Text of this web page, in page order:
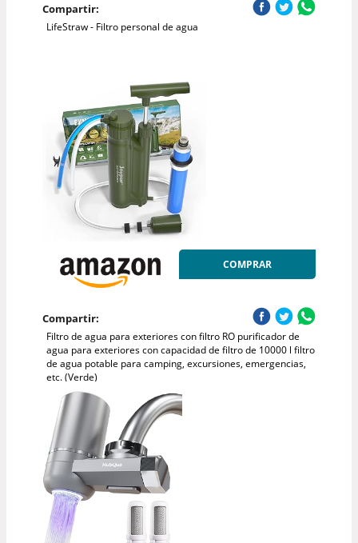
Compartir:
LifeStraw - Filtro personal de agua
COMPRAR
Compartir:
Filtro de agua para exteriores con filtro RO purificador de
agua para exteriores con capacidad de filtro de 10000 l filtro
de agua potable para camping, excursiones, emergencias,
etc. (Verde)